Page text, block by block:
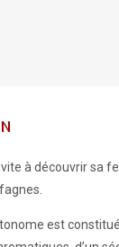
à découvrir sa
est